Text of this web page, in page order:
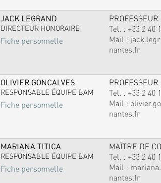
JACK LEGRAND
DIRECTEUR HONORAIRE
Fiche personnelle
PROFESSEUR
Tel. : +33 2 40
Mail :
nantes.fr
OLIVIER GONCALVES
RESPONSABLE ÉQUIPE BAM
Fiche personnelle
PROFESSEUR
Tel. : +33 2 40
Mail :
nantes.fr
MARIANA TITICA
RESPONSABLE ÉQUIPE BAM
Fiche personnelle
MAÎTRE DE
Tel. : +33 2 40
Mail :
nantes.fr